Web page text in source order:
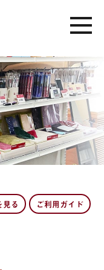
見る ご利用ガイド